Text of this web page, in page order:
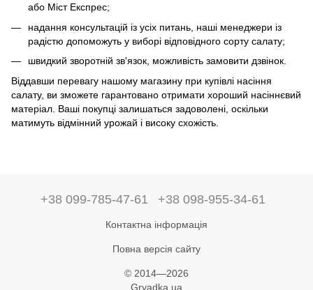
або Міст Експрес;
надання консультацій із усіх питань, наші менеджери із
радістю допоможуть у виборі відповідного сорту салату;
швидкий зворотній зв'язок, можливість замовити дзвінок.
Віддавши перевагу нашому магазину при купівлі насіння
салату, ви зможете гарантовано отримати хороший насіннєвий
матеріал. Ваші покупці залишаться задоволені, оскільки
матимуть відмінний урожай і високу схожість.
+38 099-785-47-61 +38 098-955-34-61
Контактна інформація
Повна версія сайту
© 2014—2026
Gryadka.ua